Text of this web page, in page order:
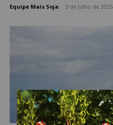
Equipe Mais Soja 3 de julho de 2025